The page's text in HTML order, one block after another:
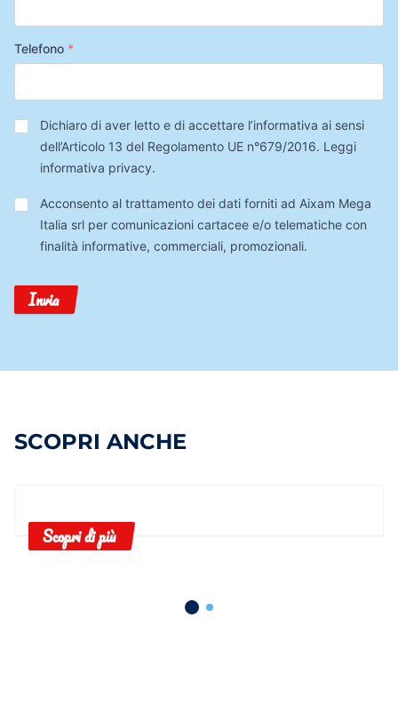
Telefono *
Privacy*
Dichiaro di aver letto e di accettare l’informativa ai sensi
dell’Articolo 13 del Regolamento UE n°679/2016. Leggi
informativa privacy.
Trattamento
Dati
Acconsento al trattamento dei dati forniti ad Aixam Mega
Italia srl per comunicazioni cartacee e/o telematiche con
finalità informative, commerciali, promozionali.
Invia
SCOPRI ANCHE
Scopri di più